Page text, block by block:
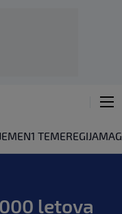
N1 TEMEREGIJA
letova